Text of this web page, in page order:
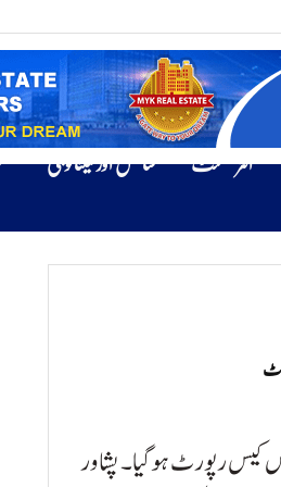
انٹرٹینمنٹ سائنس اور ٹیکنالوجی
کیس رپورٹ ہوگیا۔ پشاور